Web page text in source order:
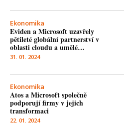
Ekonomika
Eviden a Microsoft uzavřely
pětileté globální partnerství v
oblasti cloudu a umělé…
31. 01. 2024
Ekonomika
Atos a Microsoft společně
podporují firmy v jejich
transformaci
22. 01. 2024